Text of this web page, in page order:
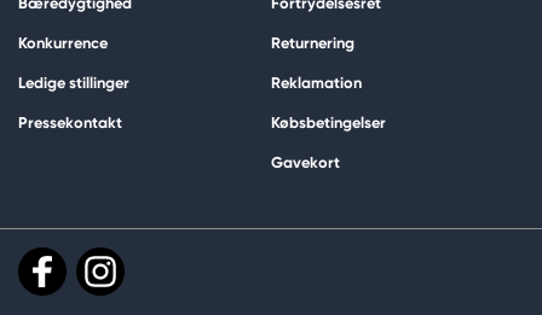
Konkurrence
Ledige stillinger
Pressekontakt
Returnering
Reklamation
Købsbetingelser
Gavekort